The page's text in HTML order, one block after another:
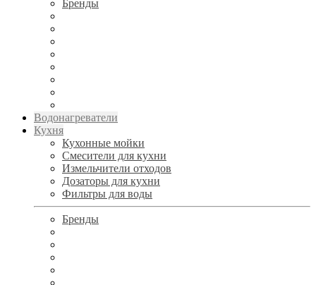
Бренды
Водонагреватели
Кухня
Кухонные мойки
Смесители для кухни
Измельчители отходов
Дозаторы для кухни
Фильтры для воды
Бренды